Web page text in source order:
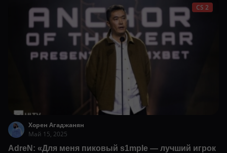
CS 2
Хорен Агаджанян
Май 15, 2025
AdreN: «Для меня пиковый s1mple — лучший игрок